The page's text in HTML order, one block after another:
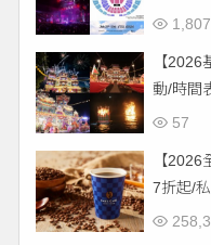
票一次看
1,807
【
動/時間
交通一次
57
【
7折起/
惠！價